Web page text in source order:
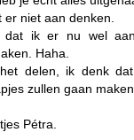
niet aan denken.
dat ik er nu wel
Haha.
delen, ik denk
zullen gaan maken.
Pétra.